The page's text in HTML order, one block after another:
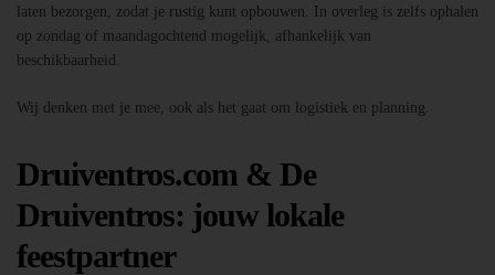
laten bezorgen, zodat je rustig kunt opbouwen. In overleg is zelfs ophalen
op zondag of maandagochtend mogelijk, afhankelijk van
beschikbaarheid.
Wij denken met je mee, ook als het gaat om logistiek en planning.
Druiventros.com & De
Druiventros: jouw lokale
feestpartner